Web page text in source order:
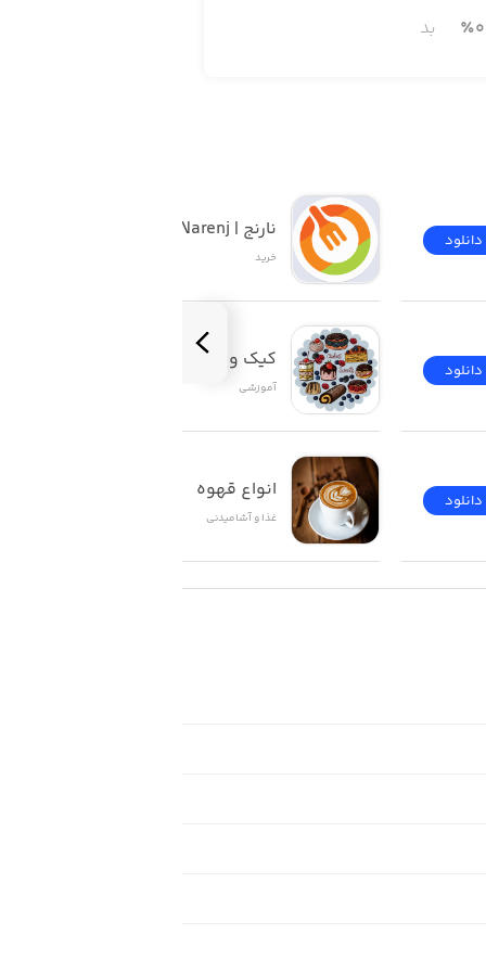
٪0 بد
دانلود
دانلود
دانلود
نارنج | Narenj
خرید
کیک و شیرینی
آموزشی
انواع قهوه
غذا و آشامیدنی